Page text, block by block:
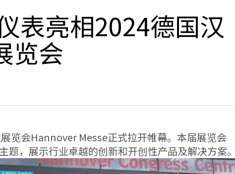
表亮相2024德国汉
览会
览会Hannover Messe正式拉开帷幕。本届展览会
，展示行业卓越的创新和开创性产品及解决方案